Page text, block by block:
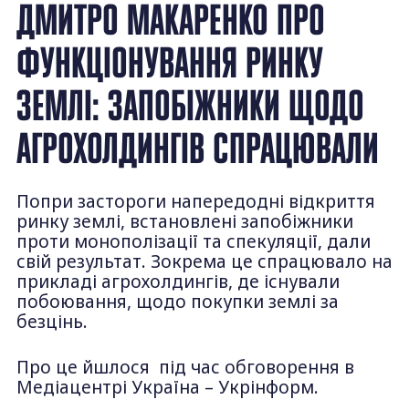
ДМИТРО МАКАРЕНКО ПРО
ФУНКЦІОНУВАННЯ РИНКУ
ЗЕМЛІ: ЗАПОБІЖНИКИ ЩОДО
АГРОХОЛДИНГІВ СПРАЦЮВАЛИ
Попри застороги напередодні відкриття
ринку землі, встановлені запобіжники
проти монополізації та спекуляції, дали
свій результат. Зокрема це спрацювало на
прикладі агрохолдингів, де існували
побоювання, щодо покупки землі за
безцінь.
Про це йшлося під час обговорення в
Медіацентрі Україна – Укрінформ.